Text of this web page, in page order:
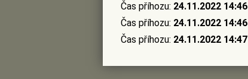
Čas příhozu: 24.11.2022 14:46
Čas příhozu: 24.11.2022 14:46
Čas příhozu: 24.11.2022 14:47